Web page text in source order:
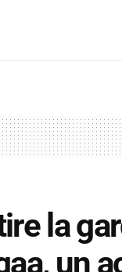
la
un